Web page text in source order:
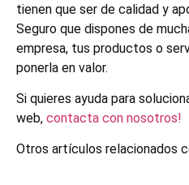
tienen que ser de calidad y
Seguro que dispones de
empresa, tus productos o
ponerla en valor.
Si quieres ayuda para
web, contacta con nosotros!
Otros artículos relacionados